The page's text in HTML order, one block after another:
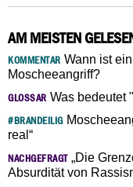
AM MEISTEN
KOMMENTAR Wann ist
Moscheeangriff?
GLOSSAR Was bedeutet
#BRANDEILIG
real“
NACHGEFRAGT„Die
Absurdität von